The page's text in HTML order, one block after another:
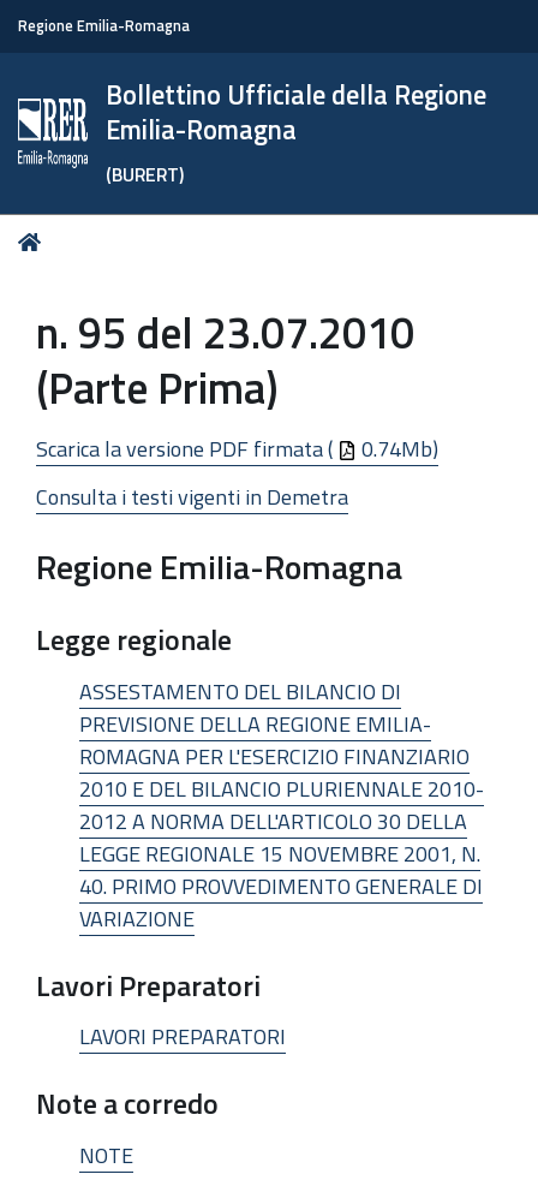
Regione Emilia-Romagna
Bollettino Ufficiale della Regione
Emilia-Romagna
(BURERT)
Tu
n. 95 del 23.07.2010
(Parte Prima)
Scarica la versione PDF firmata (
0.74Mb)
Consulta i testi vigenti in Demetra
Regione Emilia-Romagna
Legge regionale
ASSESTAMENTO DEL BILANCIO DI
PREVISIONE DELLA REGIONE EMILIA-
ROMAGNA PER L'ESERCIZIO FINANZIARIO
2010 E DEL BILANCIO PLURIENNALE 2010-
2012 A NORMA DELL'ARTICOLO 30 DELLA
LEGGE REGIONALE 15 NOVEMBRE 2001, N.
40. PRIMO PROVVEDIMENTO GENERALE DI
VARIAZIONE
Lavori Preparatori
LAVORI PREPARATORI
Note a corredo
NOTE